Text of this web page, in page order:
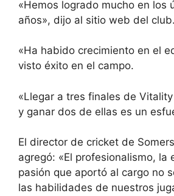
«Hemos logrado mucho en los
años», dijo al sitio web del club.
«Ha habido crecimiento en el
visto éxito en el campo.
«Llegar a tres finales de
y ganar dos de ellas es un
El director de cricket de
agregó: «El profesionalismo, la
pasión que aportó al cargo no
las habilidades de nuestros